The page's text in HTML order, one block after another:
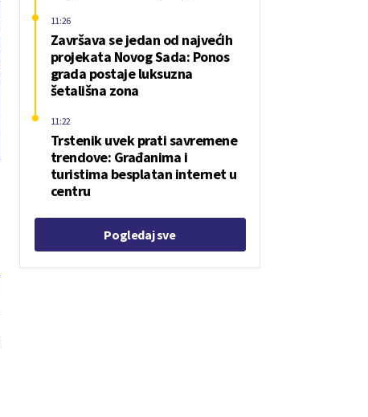
Završava se jedan od najvećih
projekata Novog Sada: Ponos
grada postaje luksuzna
šetališna zona
11:26
Trstenik uvek prati savremene
trendove: Građanima i
turistima besplatan internet u
centru
11:22
Pogledaj sve